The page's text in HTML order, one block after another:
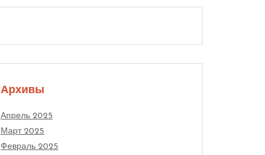
Архивы
Апрель 2025
Март 2025
Февраль 2025